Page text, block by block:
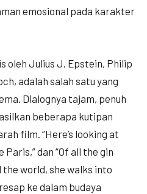
emosional pada karakter
oleh Julius J. Epstein, Philip
adalah salah satu yang
Dialognya tajam, penuh
beberapa kutipan
film. “Here’s looking at
Paris,” dan “Of all the gin
world, she walks into
ke dalam budaya